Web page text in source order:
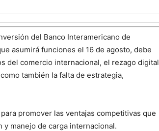
del Banco Interamericano de
asumirá funciones el 16 de agosto, debe
del comercio internacional, el rezago digital
también la falta de estrategia,
promover las ventajas competitivas que
manejo de carga internacional.